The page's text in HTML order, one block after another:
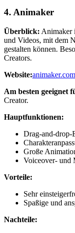
4. Animaker
Überblick: Animaker
und Videos, mit dem
gestalten können.
Creators.
Website:animaker.com
Am besten geeignet
Creator.
Hauptfunktionen:
Drag-and-drop-
Große
Voiceover- und
Vorteile:
Sehr
Spaßige und
Nachteile: